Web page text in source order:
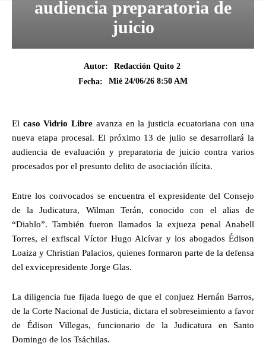
audiencia preparatoria de
juicio
Autor:
Redacción Quito 2
Fecha:
Mié 24/06/26 8:50 AM
El caso Vidrio Libre avanza en la justicia ecuatoriana con una
nueva etapa procesal. El próximo 13 de julio se desarrollará la
audiencia de evaluación y preparatoria de juicio contra varios
procesados por el presunto delito de asociación ilícita.
Entre los convocados se encuentra el expresidente del Consejo
de la Judicatura, Wilman Terán, conocido con el alias de
“Diablo”. También fueron llamados la exjueza penal Anabell
Torres, el exfiscal Víctor Hugo Alcívar y los abogados Édison
Loaiza y Christian Palacios, quienes formaron parte de la defensa
del exvicepresidente Jorge Glas.
La diligencia fue fijada luego de que el conjuez Hernán Barros,
de la Corte Nacional de Justicia, dictara el sobreseimiento a favor
de Édison Villegas, funcionario de la Judicatura en Santo
Domingo de los Tsáchilas.